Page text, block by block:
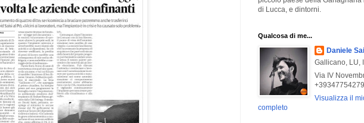
di Lucca, e dintorni.
Qualcosa di me...
Daniele
Gallicano, LU,
Via IV
Visualizza il
completo